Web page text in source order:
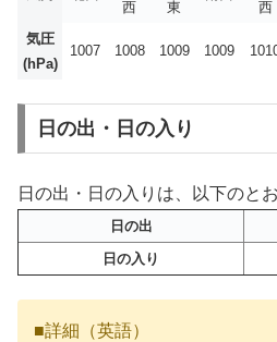
西
東
西
気圧
(hPa)
1007 1008 1009 1009
日の出・日の入り
日の出・日の入りは、以下のとお
日の出
日の入り
■詳細（英語）